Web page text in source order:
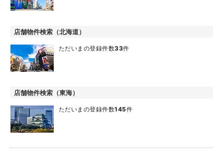
店舗物件検索（北海道）
ただいまの登録件数33件
店舗物件検索（東海）
ただいまの登録件数145件